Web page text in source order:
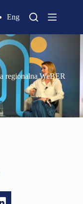
Eng
regionalna WeBER